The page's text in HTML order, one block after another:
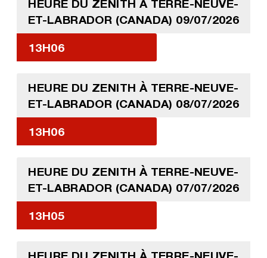
HEURE DU ZENITH À TERRE-NEUVE-
ET-LABRADOR (CANADA) 09/07/2026
13H06
HEURE DU ZENITH À TERRE-NEUVE-
ET-LABRADOR (CANADA) 08/07/2026
13H06
HEURE DU ZENITH À TERRE-NEUVE-
ET-LABRADOR (CANADA) 07/07/2026
13H05
HEURE DU ZENITH À TERRE-NEUVE-